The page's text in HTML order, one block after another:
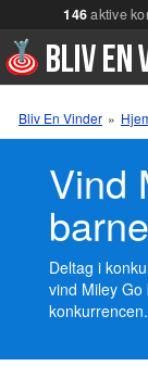
146aktive
Bliv En Vinder »
Vind
Deltag i
vind Miley
konkurrencen.